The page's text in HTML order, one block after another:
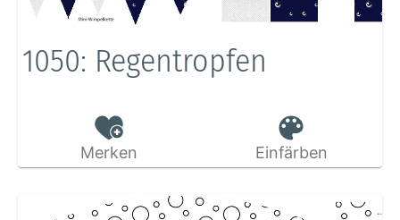
1050: Regentropfen
Merken Einfärben